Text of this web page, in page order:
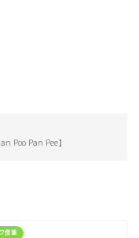
Poo Pan Pee】
食事